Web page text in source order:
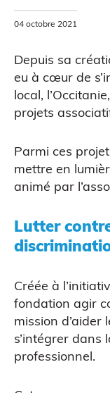
CAO
04 octobre 2021
Depuis sa
eu à cœur de
local,
projets
Parmi ces
mettre en
animé par
Lutter
Créée à
fondation agir
mission d’aider
s’intégrer dans
professionnel.